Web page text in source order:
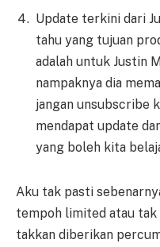
Update terkini dari
tahu yang tujuan
adalah untuk Justin
nampaknya dia
jangan unsubscribe
mendapat update
yang boleh kita
Aku tak pasti
tempoh limited atau
takkan diberikan